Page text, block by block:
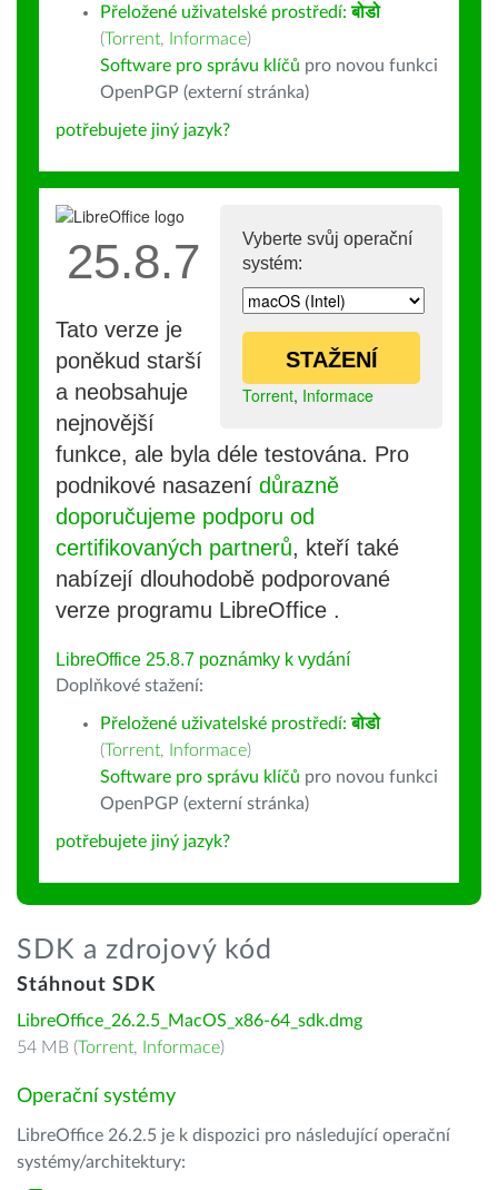
Přeložené uživatelské prostředí:बोडो
(Torrent, Informace)
Software pro správu klíčů pro novou funkci
OpenPGP (externí stránka)
potřebujete jiný jazyk?
Vyberte svůj operační
systém:
STAŽENÍ
Torrent, Informace
25.8.7
Tato verze je
poněkud starší
a neobsahuje
nejnovější
funkce, ale byla déle testována. Pro
podnikové nasazení důrazně
doporučujeme podporu od
certifikovaných partnerů, kteří také
nabízejí dlouhodobě podporované
verze programu LibreOffice .
LibreOffice 25.8.7 poznámky k vydání
Doplňkové stažení:
Přeložené uživatelské prostředí:बोडो
(Torrent, Informace)
Software pro správu klíčů pro novou funkci
OpenPGP (externí stránka)
potřebujete jiný jazyk?
SDK a zdrojový kód
Stáhnout SDK
LibreOffice_26.2.5_MacOS_x86-64_sdk.dmg
54 MB (Torrent, Informace)
Operační systémy
LibreOffice 26.2.5 je k dispozici pro následující operační
systémy/architektury: